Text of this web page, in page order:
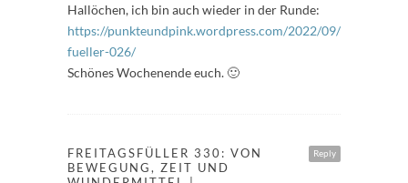
Hallöchen, ich bin auch wieder in der Runde:
https://punkteundpink.wordpress.com/2022/09/02/freitags-
fueller-026/
Schönes Wochenende euch. 🙂
Reply
FREITAGSFÜLLER 330: VON
BEWEGUNG, ZEIT UND